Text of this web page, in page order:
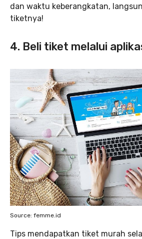
dan waktu keberangkatan,
tiketnya!
4. Beli tiket melalui
Source: femme.id
Tips mendapatkan tiket murah